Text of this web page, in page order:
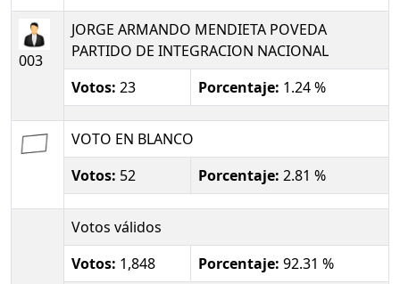
003
JORGE ARMANDO MENDIETA POVEDA
PARTIDO DE INTEGRACION NACIONAL
Votos: 23 Porcentaje: 1.24 %
VOTO EN BLANCO
Votos: 52 Porcentaje: 2.81 %
Votos válidos
Votos: 1,848 Porcentaje: 92.31 %